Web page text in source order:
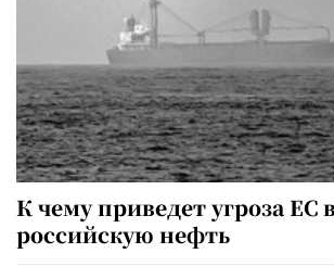
К чему приведет угроза ЕС
российскую нефть